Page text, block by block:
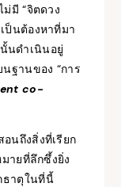
ม่มี “จิตดวง
ป็นต้องหาที่มา
นดำเนินอยู่
นฐานของ “การ
co-
นถึงสิ่งที่เรียก
ายที่ลึกซึ้งยิ่ง
ธาตุในที่นี้